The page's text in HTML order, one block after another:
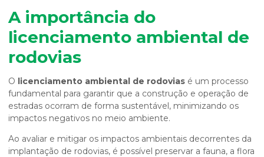
A importância do
licenciamento ambiental de
rodovias
O licenciamento ambiental de rodovias é um processo
fundamental para garantir que a construção e operação de
estradas ocorram de forma sustentável, minimizando os
impactos negativos no meio ambiente.
Ao avaliar e mitigar os impactos ambientais decorrentes da
implantação de rodovias, é possível preservar a fauna, a flora